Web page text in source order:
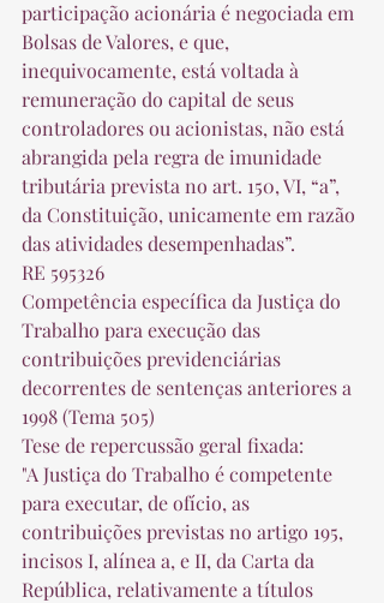
participação acionária é negociada em
Bolsas de Valores, e que,
inequivocamente, está voltada à
remuneração do capital de seus
controladores ou acionistas, não está
abrangida pela regra de imunidade
tributária prevista no art. 150, VI, “a”,
da Constituição, unicamente em razão
das atividades desempenhadas”.
RE 595326
Competência específica da Justiça do
Trabalho para execução das
contribuições previdenciárias
decorrentes de sentenças anteriores a
1998 (Tema 505)
Tese de repercussão geral fixada:
"A Justiça do Trabalho é competente
para executar, de ofício, as
contribuições previstas no artigo 195,
incisos I, alínea a, e II, da Carta da
República, relativamente a títulos